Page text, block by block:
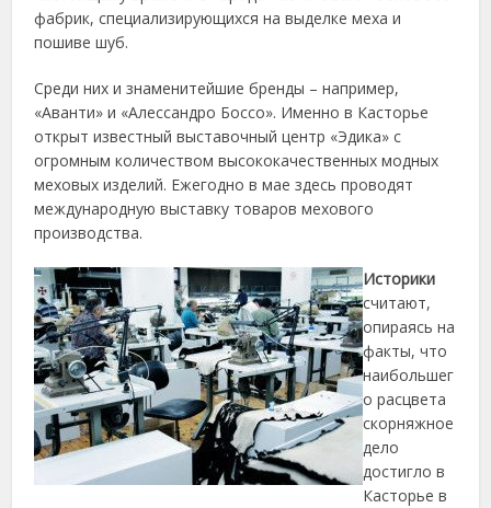
фабрик, специализирующихся на выделке меха и
пошиве шуб.
Среди них и знаменитейшие бренды – например,
«Аванти» и «Алессандро Боссо». Именно в Касторье
открыт известный выставочный центр «Эдика» с
огромным количеством высококачественных модных
меховых изделий. Ежегодно в мае здесь проводят
международную выставку товаров мехового
производства.
Историки
считают,
опираясь на
факты, что
наибольшег
о расцвета
скорняжное
дело
достигло в
Касторье в